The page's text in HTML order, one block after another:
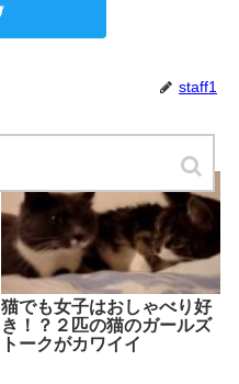
staff1
猫でも女子はおしゃべり好
き！？２匹の猫のガールズ
トークがカワイイ